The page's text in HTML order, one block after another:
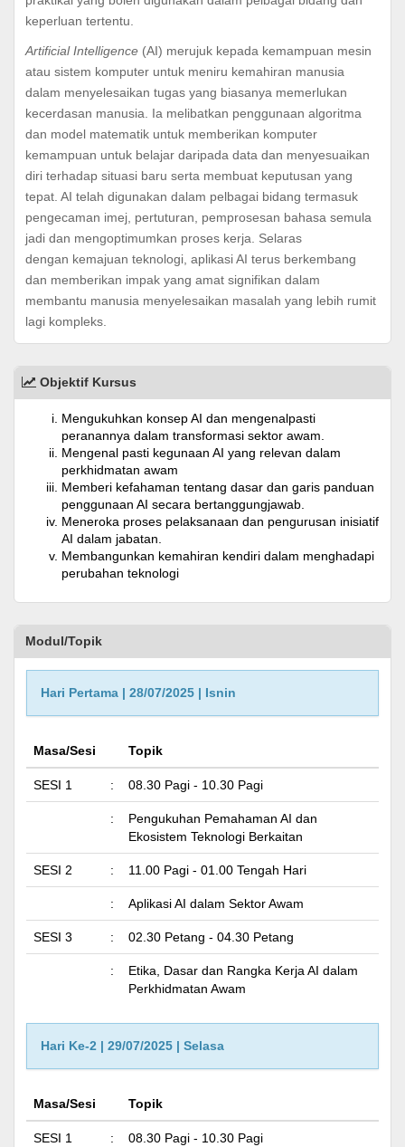
keperluan tertentu.
Artificial Intelligence (AI) merujuk kepada kemampuan mesin
atau sistem komputer untuk meniru kemahiran manusia
dalam menyelesaikan tugas yang biasanya memerlukan
kecerdasan manusia. Ia melibatkan penggunaan algoritma
dan model matematik untuk memberikan komputer
kemampuan untuk belajar daripada data dan menyesuaikan
diri terhadap situasi baru serta membuat keputusan yang
tepat. AI telah digunakan dalam pelbagai bidang termasuk
pengecaman imej, pertuturan, pemprosesan bahasa semula
jadi dan mengoptimumkan proses kerja. Selaras
dengan kemajuan teknologi, aplikasi AI terus berkembang
dan memberikan impak yang amat signifikan dalam
membantu manusia menyelesaikan masalah yang lebih rumit
lagi kompleks.
Objektif Kursus
Mengukuhkan konsep AI dan mengenalpasti
peranannya dalam transformasi sektor awam.
Mengenal pasti kegunaan AI yang relevan dalam
perkhidmatan awam
Memberi kefahaman tentang dasar dan garis panduan
penggunaan AI secara bertanggungjawab.
Meneroka proses pelaksanaan dan pengurusan inisiatif
AI dalam jabatan.
Membangunkan kemahiran kendiri dalam menghadapi
perubahan teknologi
Modul/Topik
Hari Pertama | 28/07/2025 | Isnin
Masa/Sesi Topik
SESI 1 : 08.30 Pagi - 10.30 Pagi
:
Pengukuhan Pemahaman AI dan
Ekosistem Teknologi Berkaitan
SESI 2 : 11.00 Pagi - 01.00 Tengah Hari
: Aplikasi AI dalam Sektor Awam
SESI 3 : 02.30 Petang - 04.30 Petang
:
Etika, Dasar dan Rangka Kerja AI dalam
Perkhidmatan Awam
Hari Ke-2 | 29/07/2025 | Selasa
Masa/Sesi Topik
SESI 1 : 08.30 Pagi - 10.30 Pagi